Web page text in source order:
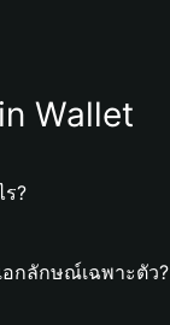
Wallet
?
อกลักษณ์เฉพาะตัว?